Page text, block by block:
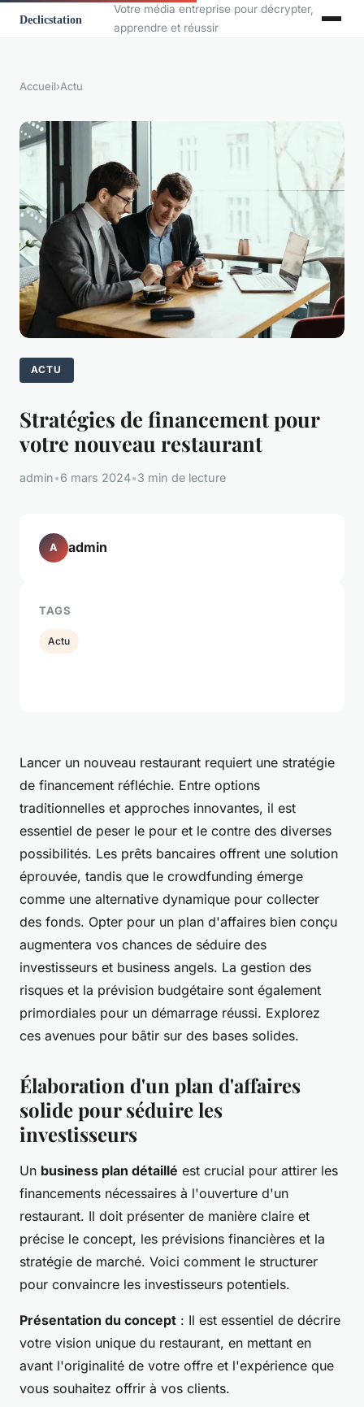
Votre média entreprise pour décrypter,
apprendre et réussir
Accueil›Actu
ACTU
Stratégies de financement pour
votre nouveau restaurant
admin•6 mars 2024•3 min de lecture
Lancer un nouveau restaurant requiert une stratégie
de financement réfléchie. Entre options
traditionnelles et approches innovantes, il est
essentiel de peser le pour et le contre des diverses
possibilités. Les prêts bancaires offrent une solution
éprouvée, tandis que le crowdfunding émerge
comme une alternative dynamique pour collecter
des fonds. Opter pour un plan d'affaires bien conçu
augmentera vos chances de séduire des
investisseurs et business angels. La gestion des
risques et la prévision budgétaire sont également
primordiales pour un démarrage réussi. Explorez
ces avenues pour bâtir sur des bases solides.
Élaboration d'un plan d'affaires
solide pour séduire les
investisseurs
Un business plan détaillé est crucial pour attirer les
financements nécessaires à l'ouverture d'un
restaurant. Il doit présenter de manière claire et
précise le concept, les prévisions financières et la
stratégie de marché. Voici comment le structurer
pour convaincre les investisseurs potentiels.
Présentation du concept : Il est essentiel de décrire
votre vision unique du restaurant, en mettant en
avant l'originalité de votre offre et l'expérience que
vous souhaitez offrir à vos clients.
A admin
TAGS
Actu